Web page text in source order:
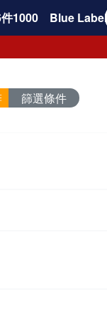
1000
Blue Label
篩選條件